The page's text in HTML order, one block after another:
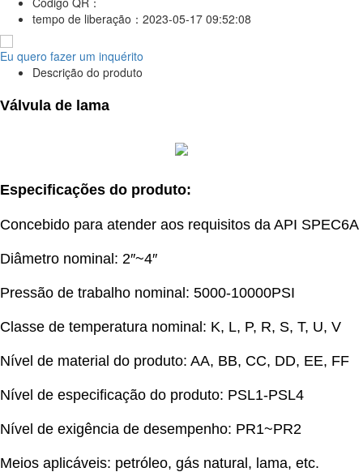
tempo de liberação： 2023-05-17 09:52:08
Eu quero fazer um inquérito
Descrição do produto
Válvula de lama
Especificações do produto:
Concebido para atender aos requisitos da API SPEC6A
Diâmetro nominal: 2″~4″
Pressão de trabalho nominal: 5000-10000PSI
Classe de temperatura nominal: K, L, P, R, S, T, U, V
Nível de material do produto: AA, BB, CC, DD, EE, FF
Nível de especificação do produto: PSL1-PSL4
Nível de exigência de desempenho: PR1~PR2
Meios aplicáveis: petróleo, gás natural, lama, etc.